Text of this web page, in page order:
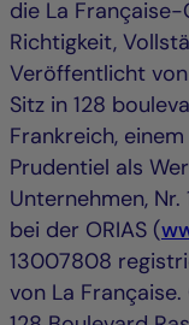
die La
Richtigkeit,
Veröffentlicht
Sitz in 128
Frankreich,
Prudentiel als
Unternehmen,
bei der ORIAS (
13007808
von La